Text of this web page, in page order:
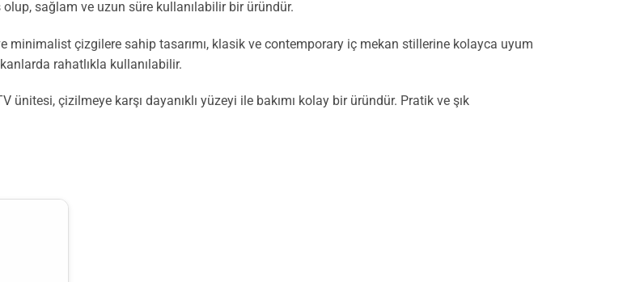
sağlam ve uzun süre kullanılabilir bir üründür.
minimalist çizgilere sahip tasarımı, klasik ve contemporary iç mekan stillerine kolayca uyum
rahatlıkla kullanılabilir.
çizilmeye karşı dayanıklı yüzeyi ile bakımı kolay bir üründür. Pratik ve şık